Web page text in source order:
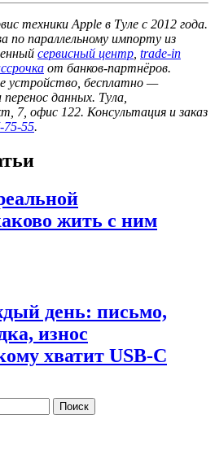
техники Apple в Туле с 2012 года.
по параллельному импорту из
сервисный центр trade-in
от банков-партнёров.
устройство, бесплатно —
данных. Тула,
7, офис 122. Консультация и заказ
75-55.
жить с ним
день: письмо,
износ
хватит USB-C